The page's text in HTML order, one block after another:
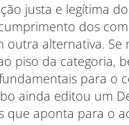
justa e legítima
dos
outra alternativa.
piso da categoria,
para o
ainda editou um
que aponta para o